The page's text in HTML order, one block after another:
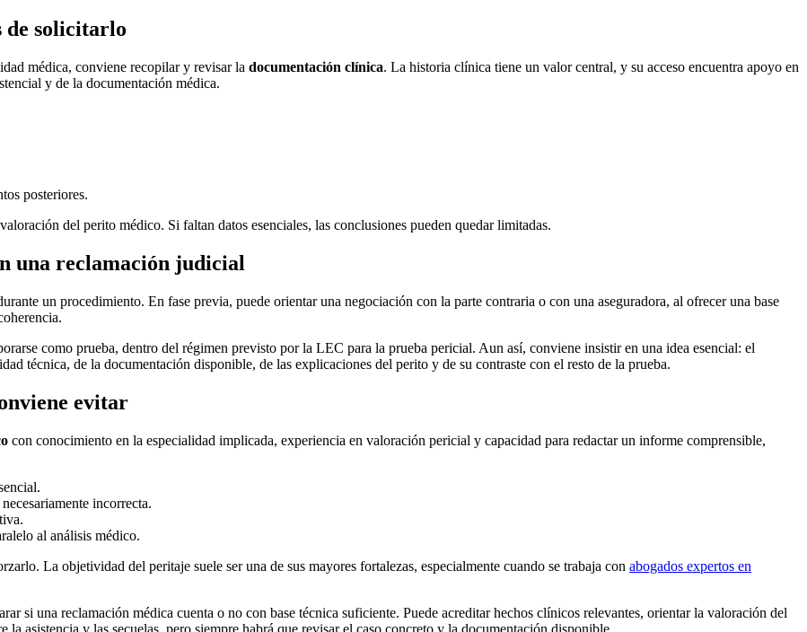
de solicitarlo
médica, conviene recopilar y revisar la documentación clínica. La historia clínica tiene un valor central, y su acceso encuentra apoyo en
y de la documentación médica.
posteriores.
del perito médico. Si faltan datos esenciales, las conclusiones pueden quedar limitadas.
una reclamación judicial
un procedimiento. En fase previa, puede orientar una negociación con la parte contraria o con una aseguradora, al ofrecer una base
como prueba, dentro del régimen previsto por la LEC para la prueba pericial. Aun así, conviene insistir en una idea esencial: el
técnica, de la documentación disponible, de las explicaciones del perito y de su contraste con el resto de la prueba.
evitar
con conocimiento en la especialidad implicada, experiencia en valoración pericial y capacidad para redactar un informe comprensible,
incorrecta.
al análisis médico.
La objetividad del peritaje suele ser una de sus mayores fortalezas, especialmente cuando se trabaja con abogados expertos en
si una reclamación médica cuenta o no con base técnica suficiente. Puede acreditar hechos clínicos relevantes, orientar la valoración del
asistencia y las secuelas, pero siempre habrá que revisar el caso concreto y la documentación disponible.